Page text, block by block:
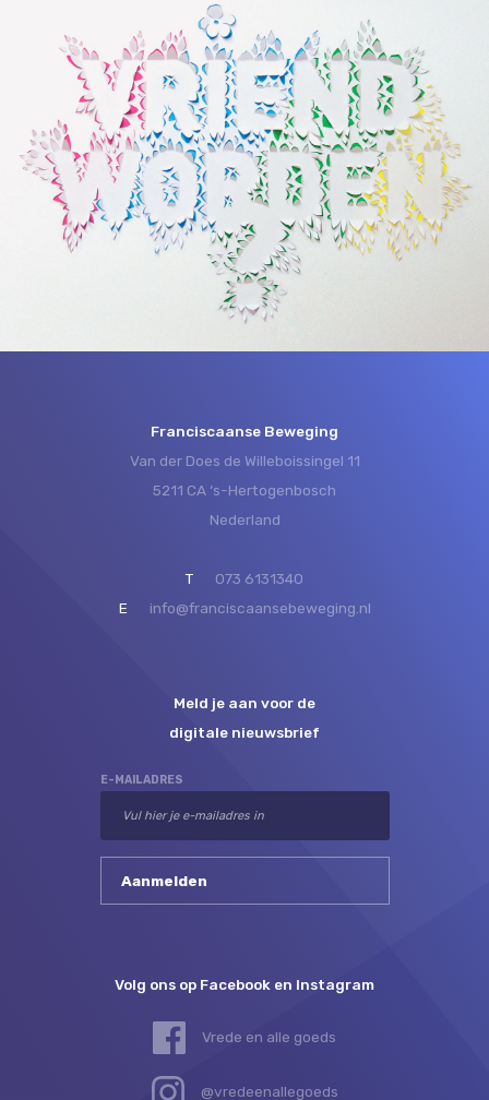
Franciscaanse Beweging
Van der Does de Willeboissingel 11
5211 CA ‘s-Hertogenbosch
Nederland
T
073 6131340
E
info@franciscaansebeweging.nl
Meld je aan voor de
digitale nieuwsbrief
E-MAILADRES
Volg ons op Facebook en Instagram
Vrede en alle goeds
@vredeenallegoeds